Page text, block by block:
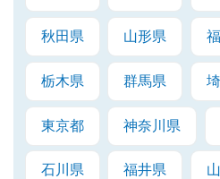
秋田県 山形県
栃木県 群馬県
東京都 神奈川県
石川県 福井県